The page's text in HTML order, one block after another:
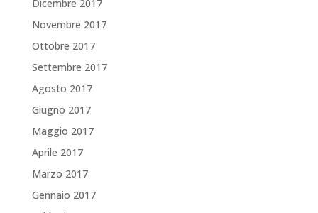
Dicembre 2017
Novembre 2017
Ottobre 2017
Settembre 2017
Agosto 2017
Giugno 2017
Maggio 2017
Aprile 2017
Marzo 2017
Gennaio 2017